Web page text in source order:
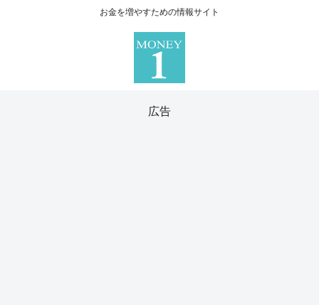
お金を増やすための情報サイト
広告